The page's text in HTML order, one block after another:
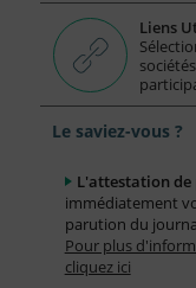
Liens
Le saviez-vous ?
L'attestation
immédiatement
parution du
Pour plus
cliquez ici